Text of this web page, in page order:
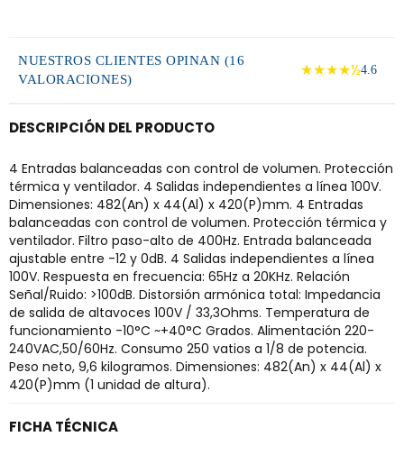
NUESTROS CLIENTES OPINAN (16
VALORACIONES)
★★★★½4.6
DESCRIPCIÓN DEL PRODUCTO
4 Entradas balanceadas con control de volumen. Protección
térmica y ventilador. 4 Salidas independientes a línea 100V.
Dimensiones: 482(An) x 44(Al) x 420(P)mm. 4 Entradas
balanceadas con control de volumen. Protección térmica y
ventilador. Filtro paso-alto de 400Hz. Entrada balanceada
ajustable entre -12 y 0dB. 4 Salidas independientes a línea
100V. Respuesta en frecuencia: 65Hz a 20KHz. Relación
Señal/Ruido: >100dB. Distorsión armónica total: Impedancia
de salida de altavoces 100V / 33,3Ohms. Temperatura de
funcionamiento -10°C ~+40°C Grados. Alimentación 220-
240VAC,50/60Hz. Consumo 250 vatios a 1/8 de potencia.
Peso neto, 9,6 kilogramos. Dimensiones: 482(An) x 44(Al) x
420(P)mm (1 unidad de altura).
FICHA TÉCNICA